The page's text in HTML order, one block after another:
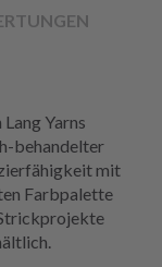
Yarns
behandelter
mit
Farbpalette